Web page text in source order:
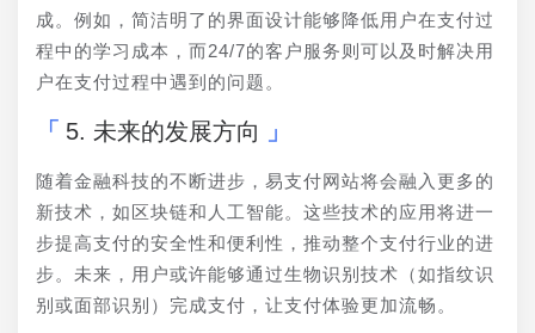
成。例如，简洁明了的界面设计能够降低用户在支付过
程中的学习成本，而24/7的客户服务则可以及时解决用
户在支付过程中遇到的问题。
5. 未来的发展方向
随着金融科技的不断进步，易支付网站将会融入更多的
新技术，如区块链和人工智能。这些技术的应用将进一
步提高支付的安全性和便利性，推动整个支付行业的进
步。未来，用户或许能够通过生物识别技术（如指纹识
别或面部识别）完成支付，让支付体验更加流畅。